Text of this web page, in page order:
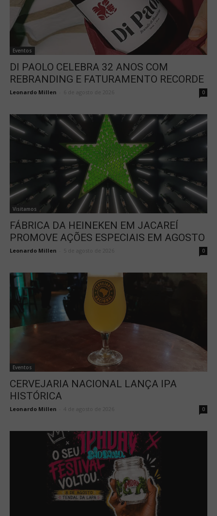
Eventos
DI PAOLO CELEBRA 32 ANOS COM
REBRANDING E FATURAMENTO RECORDE
Leonardo Millen 6 de agosto de 2026 0
Visitamos
FÁBRICA DA HEINEKEN EM JACAREÍ
PROMOVE AÇÕES ESPECIAIS EM AGOSTO
Leonardo Millen 5 de agosto de 2026 0
Eventos
CERVEJARIA NACIONAL LANÇA IPA
HISTÓRICA
Leonardo Millen 4 de agosto de 2026 0